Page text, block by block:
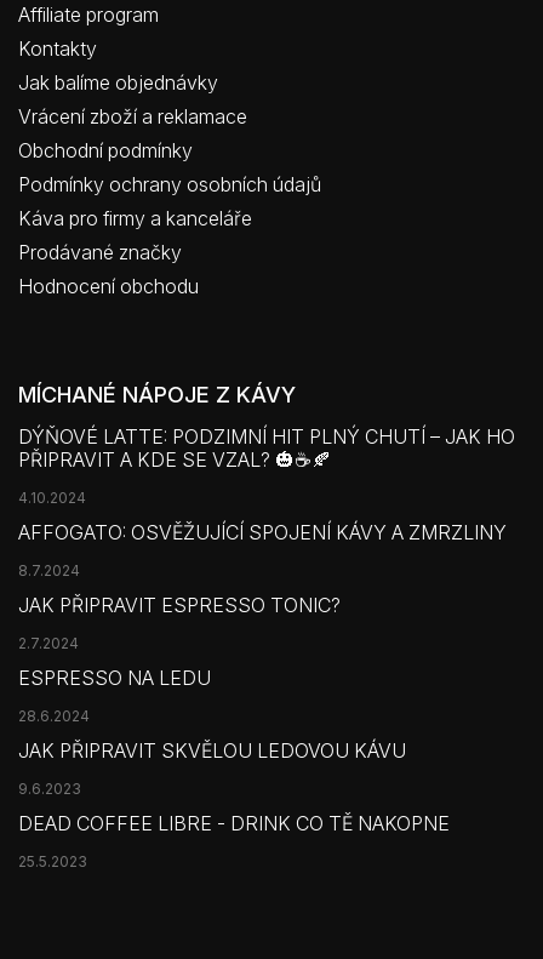
Affiliate program
Kontakty
Jak balíme objednávky
Vrácení zboží a reklamace
Obchodní podmínky
Podmínky ochrany osobních údajů
Káva pro firmy a kanceláře
Prodávané značky
Hodnocení obchodu
MÍCHANÉ NÁPOJE Z KÁVY
DÝŇOVÉ LATTE: PODZIMNÍ HIT PLNÝ CHUTÍ – JAK HO
PŘIPRAVIT A KDE SE VZAL? 🎃☕🍂
4.10.2024
AFFOGATO: OSVĚŽUJÍCÍ SPOJENÍ KÁVY A ZMRZLINY
8.7.2024
JAK PŘIPRAVIT ESPRESSO TONIC?
2.7.2024
ESPRESSO NA LEDU
28.6.2024
JAK PŘIPRAVIT SKVĚLOU LEDOVOU KÁVU
9.6.2023
DEAD COFFEE LIBRE - DRINK CO TĚ NAKOPNE
25.5.2023